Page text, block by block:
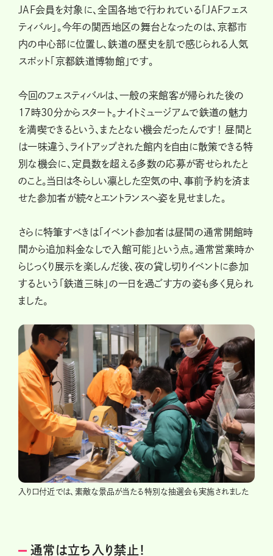
JAF会員を対象に、全国各地で行われている「JAFフェス
ティバル」。今年の関西地区の舞台となったのは、京都市
内の中心部に位置し、鉄道の歴史を肌で感じられる人気
スポット「京都鉄道博物館」です。
今回のフェスティバルは、一般の来館客が帰られた後の
17時30分からスタート。ナイトミュージアムで鉄道の魅力
を満喫できるという、またとない機会だったんです！ 昼間と
は一味違う、ライトアップされた館内を自由に散策できる特
別な機会に、定員数を超える多数の応募が寄せられたと
のこと。当日は冬らしい凛とした空気の中、事前予約を済ま
せた参加者が続々とエントランスへ姿を見せました。
さらに特筆すべきは「イベント参加者は昼間の通常開館時
間から追加料金なしで入館可能」という点。通常営業時か
らじっくり展示を楽しんだ後、夜の貸し切りイベントに参加
するという「鉄道三昧」の一日を過ごす方の姿も多く見られ
ました。
入り口付近では、素敵な景品が当たる特別な抽選会も実施されました
通常は立ち入り禁止！